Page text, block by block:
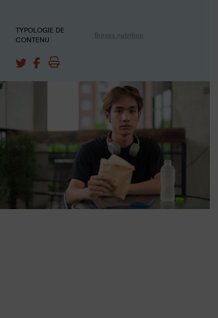
TYPOLOGIE DE
CONTENU
Brèves nutrition